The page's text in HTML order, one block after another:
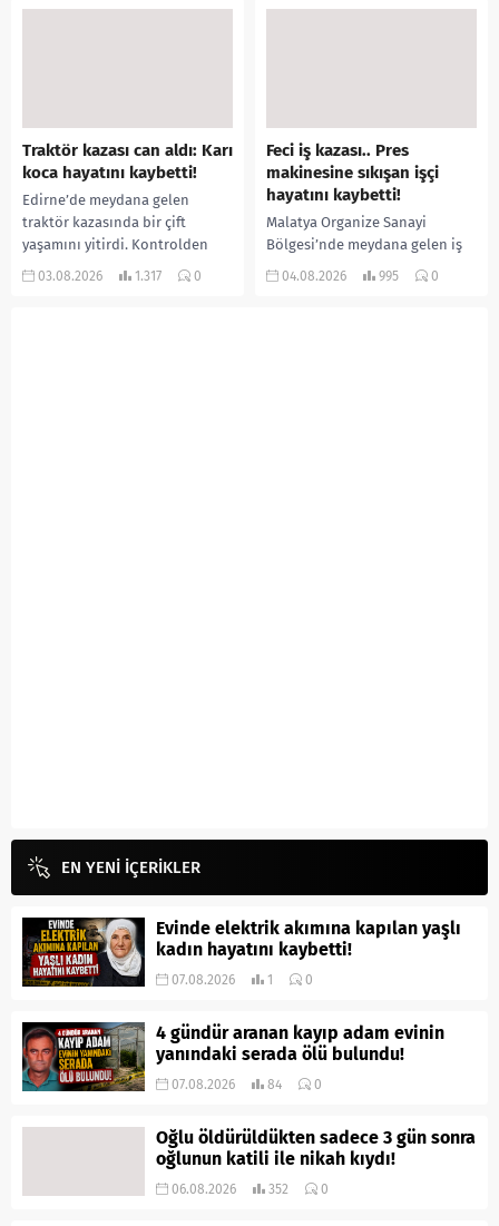
Traktör kazası can aldı: Karı
koca hayatını kaybetti!
Edirne’de meydana gelen
traktör kazasında bir çift
yaşamını yitirdi. Kontrolden
çıkarak devrilen traktörün
03.08.2026 1.317 0
Feci iş kazası.. Pres
makinesine sıkışan işçi
hayatını kaybetti!
Malatya Organize Sanayi
Bölgesi’nde meydana gelen iş
kazasında, pres makinesine
04.08.2026 995 0
EN YENİ İÇERİKLER
Evinde elektrik akımına kapılan yaşlı
kadın hayatını kaybetti!
07.08.2026 1 0
4 gündür aranan kayıp adam evinin
yanındaki serada ölü bulundu!
07.08.2026 84 0
Oğlu öldürüldükten sadece 3 gün sonra
oğlunun katili ile nikah kıydı!
06.08.2026 352 0